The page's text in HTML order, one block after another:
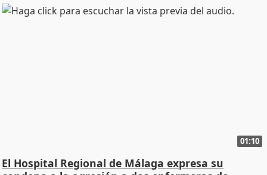
01:10
El Hospital Regional de Málaga expresa su